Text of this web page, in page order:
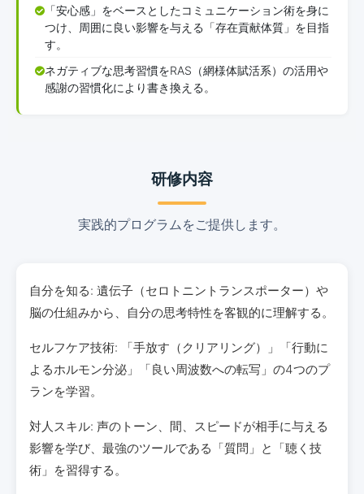
「安心感」をベースとしたコミュニケーション術を身に
つけ、周囲に良い影響を与える「存在貢献体質」を目指
す。
ネガティブな思考習慣をRAS（網様体賦活系）の活用や
感謝の習慣化により書き換える。
研修内容
実践的プログラムをご提供します。
自分を知る: 遺伝子（セロトニントランスポーター）や
脳の仕組みから、自分の思考特性を客観的に理解する。
セルフケア技術: 「手放す（クリアリング）」「行動に
よるホルモン分泌」「良い周波数への転写」の4つのプ
ランを学習。
対人スキル: 声のトーン、間、スピードが相手に与える
影響を学び、最強のツールである「質問」と「聴く技
術」を習得する。